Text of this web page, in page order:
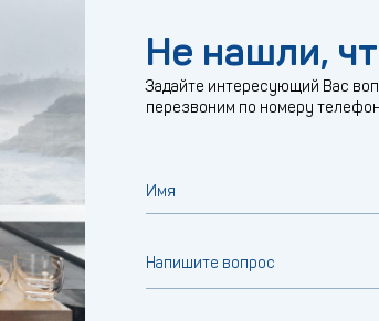
Не нашли,
Задайте интересующий Вас
перезвоним по номеру
Имя
Напишите вопрос